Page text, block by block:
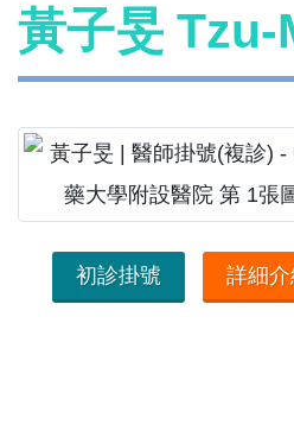
黃子旻
初診掛號 詳細